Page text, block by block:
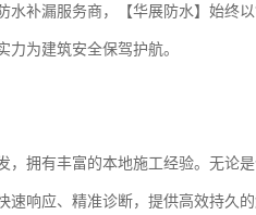
补漏服务商，【华展防水】始终
为建筑安全保驾护航。
拥有丰富的本地施工经验。无论
响应、精准诊断，提供高效持久